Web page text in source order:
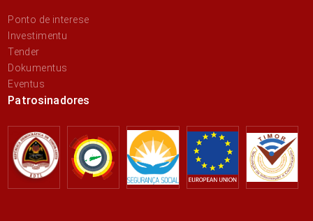
Ponto de interese
Investimentu
Tender
Dokumentus
Eventus
Patrosinadores